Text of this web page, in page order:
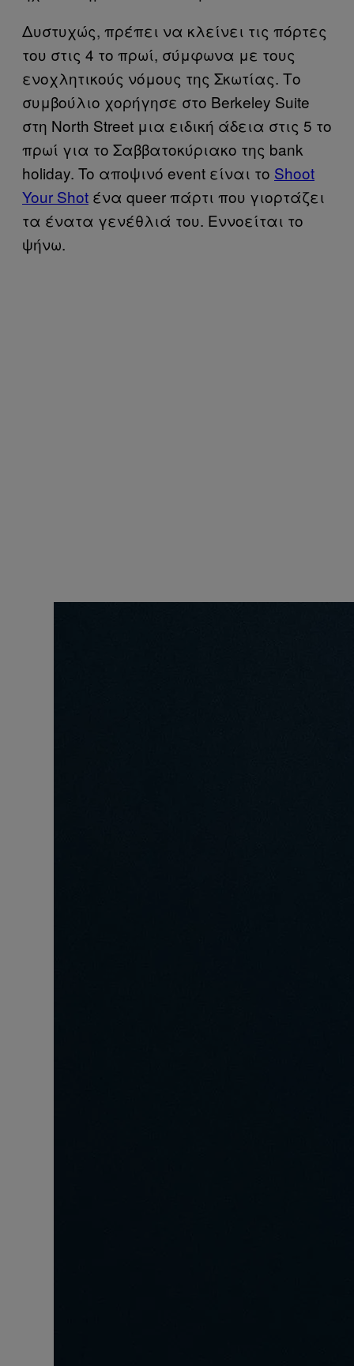
Δυστυχώς, πρέπει να κλείνει τις πόρτες
του στις 4 το πρωί, σύμφωνα με τους
ενοχλητικούς νόμους της Σκωτίας. Tο
συμβούλιο χορήγησε στο Berkeley Suite
στη North Street μια ειδική άδεια στις 5 το
πρωί για το Σαββατοκύριακο της bank
holiday. To αποψινό event είναι το Shoot
Your Shot ένα queer πάρτι που γιορτάζει
τα ένατα γενέθλιά του. Εννοείται το
ψήνω.